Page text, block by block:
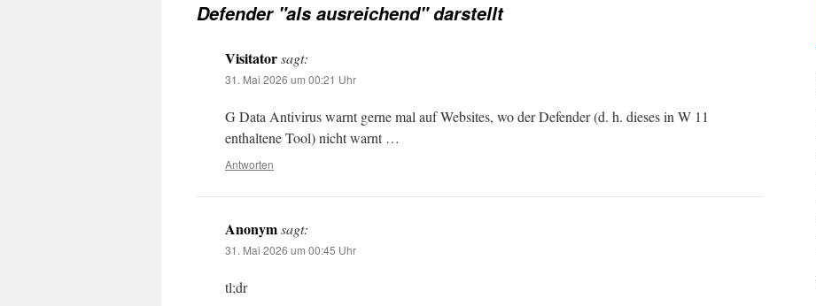
Defender "als ausreichend" darstellt
Visitatorsagt:
31. Mai 2026 um 00:21 Uhr
G Data Antivirus warnt gerne mal auf Websites, wo der Defender (d. h. dieses in W 11
enthaltene Tool) nicht warnt …
Antworten
Anonymsagt:
31. Mai 2026 um 00:45 Uhr
tl;dr